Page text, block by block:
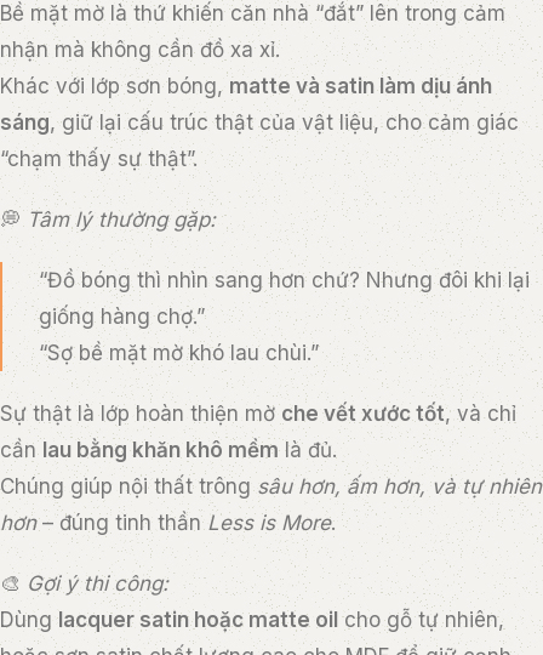
Bề mặt mờ là thứ khiến căn nhà “đắt” lên trong cảm
nhận mà không cần đồ xa xỉ.
Khác với lớp sơn bóng, matte và satin làm dịu ánh
sáng, giữ lại cấu trúc thật của vật liệu, cho cảm giác
“chạm thấy sự thật”.
💭 Tâm lý thường gặp:
“Đồ bóng thì nhìn sang hơn chứ? Nhưng đôi khi lại
giống hàng chợ.”
“Sợ bề mặt mờ khó lau chùi.”
Sự thật là lớp hoàn thiện mờ che vết xước tốt, và chỉ
cần lau bằng khăn khô mềmlà đủ.
Chúng giúp nội thất trôngsâu hơn, ấm hơn, và tự nhiên
hơn– đúng tinh thầnLess is More.
🎨 Gợi ý thi công:
Dùng lacquer satin hoặc matte oil cho gỗ tự nhiên,